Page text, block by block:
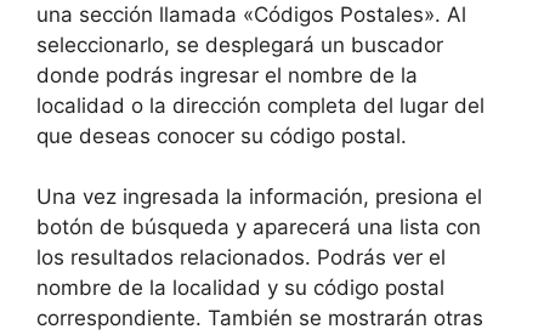
una sección llamada «Códigos Postales». Al
seleccionarlo, se desplegará un buscador
donde podrás ingresar el nombre de la
localidad o la dirección completa del lugar del
que deseas conocer su código postal.
Una vez ingresada la información, presiona el
botón de búsqueda y aparecerá una lista con
los resultados relacionados. Podrás ver el
nombre de la localidad y su código postal
correspondiente. También se mostrarán otras